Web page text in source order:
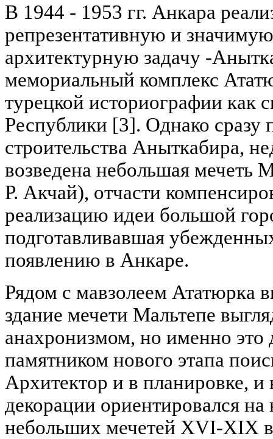
В 1944 - 1953 гг. Анкара
репрезентативную и
архитектурную задачу -
мемориальный комплекс
турецкой историографии как
Республики [3]. Однако сразу
строительства Аныткабира,
возведена небольшая мечеть
Р. Акчай), отчасти
реализацию идеи большой
подготавливавшая
появлению в Анкаре.
Рядом с мавзолеем Ататюрка
здание мечети Мальтепе
анахронизмом, но именно это
памятником нового этапа
Архитектор и в планировке, и
декорации ориентировался
небольших мечетей XVI-XIX